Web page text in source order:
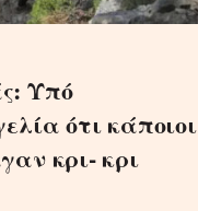
Υπό
ότι κάποιοι
κρι- κρι